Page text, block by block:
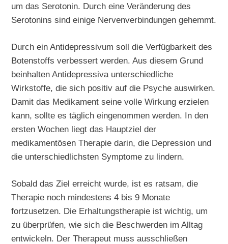
um das Serotonin. Durch eine Veränderung des
Serotonins sind einige Nervenverbindungen gehemmt.
Durch ein Antidepressivum soll die Verfügbarkeit des
Botenstoffs verbessert werden. Aus diesem Grund
beinhalten Antidepressiva unterschiedliche
Wirkstoffe, die sich positiv auf die Psyche auswirken.
Damit das Medikament seine volle Wirkung erzielen
kann, sollte es täglich eingenommen werden. In den
ersten Wochen liegt das Hauptziel der
medikamentösen Therapie darin, die Depression und
die unterschiedlichsten Symptome zu lindern.
Sobald das Ziel erreicht wurde, ist es ratsam, die
Therapie noch mindestens 4 bis 9 Monate
fortzusetzen. Die Erhaltungstherapie ist wichtig, um
zu überprüfen, wie sich die Beschwerden im Alltag
entwickeln. Der Therapeut muss ausschließen